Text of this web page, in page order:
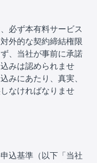
必ず本有料サービス
外的な契約締結権限
、当社が事前に承諾
みは認められませ
みにあたり、真実、
なければなりませ
込基準（以下「当社